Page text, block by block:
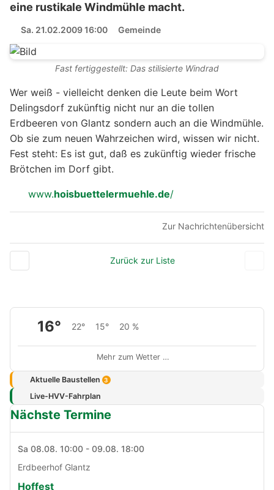
eine rustikale Windmühle macht.
Sa. 21.02.2009 16:00 Gemeinde
Fast fertiggestellt: Das stilisierte Windrad
Wer weiß - vielleicht denken die Leute beim Wort
Delingsdorf zukünftig nicht nur an die tollen
Erdbeeren von Glantz sondern auch an die Windmühle.
Ob sie zum neuen Wahrzeichen wird, wissen wir nicht.
Fest steht: Es ist gut, daß es zukünftig wieder frische
Brötchen im Dorf gibt.
www.hoisbuettelermuehle.de/
Zur Nachrichtenübersicht
Zurück zur Liste
16° 22° 15° 20 %
Mehr zum Wetter …
Aktuelle Baustellen 3
Live-HVV-Fahrplan
Nächste Termine
Sa 08.08. 10:00 - 09.08. 18:00
Erdbeerhof Glantz
Hoffest